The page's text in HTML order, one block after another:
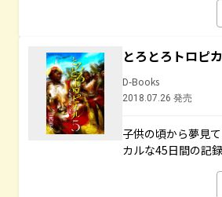
とろとろトロ
D-Books
2018.07.26 発売
子供の頃から夢見
カルな45日間の記録